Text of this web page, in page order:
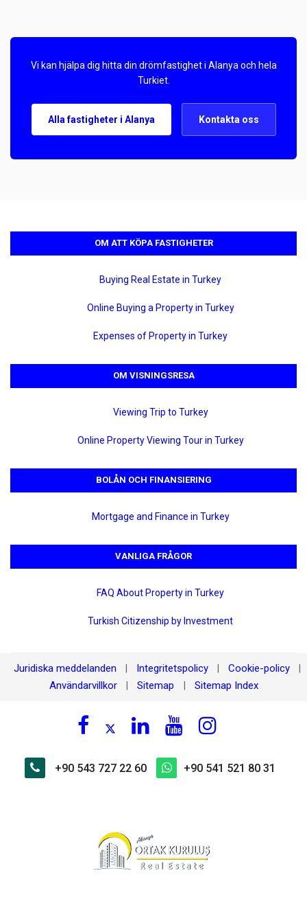
Vi kan hjälpa dig hitta din drömfastighet i Alanya och hela
Turkiet.
Alla fastigheter i Alanya Kontakta oss
OM ATT KÖPA FASTIGHETER
Buying Real Estate in Turkey
Online Buying a Property in Turkey
Expenses of Property in Turkey
OM VISNINGSRESA
Viewing Trip to Turkey
Online Property Viewing Tour in Turkey
BOLÅN OCH FINANSIERING
Mortgage and Finance in Turkey
VANLIGA FRÅGOR
FAQ About Property in Turkey
Turkish Citizenship by Investment
Juridiska meddelanden Integritetspolicy Cookie-policy
Användarvillkor Sitemap Sitemap Index
+90 543 727 22 60 +90 541 521 80 31